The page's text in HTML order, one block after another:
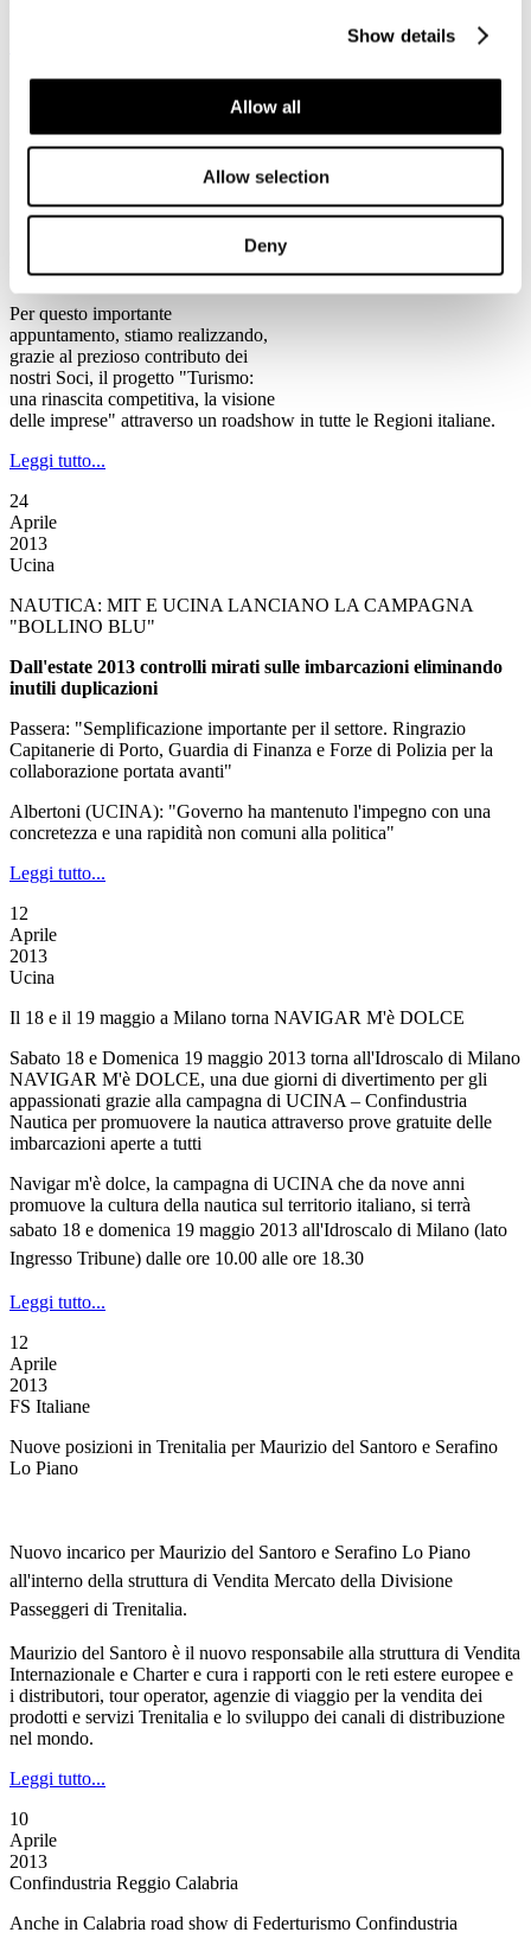
Show details
Allow all
Allow selection
Deny
2013
Ventennale Federturismo
Il Programma del Ventennale di Federturismo
Ventennale.
Per questo importante
appuntamento, stiamo realizzando,
grazie al prezioso contributo dei
nostri Soci, il progetto "Turismo:
una rinascita competitiva, la visione
delle imprese" attraverso un roadshow in tutte le Regioni italiane.
Leggi tutto...
24
Aprile
2013
Ucina
NAUTICA: MIT E UCINA LANCIANO LA CAMPAGNA
"BOLLINO BLU"
Dall'estate 2013 controlli mirati sulle imbarcazioni eliminando
inutili duplicazioni
Passera: "Semplificazione importante per il settore. Ringrazio
Capitanerie di Porto, Guardia di Finanza e Forze di Polizia per la
collaborazione portata avanti"
Albertoni (UCINA): "Governo ha mantenuto l'impegno con una
concretezza e una rapidità non comuni alla politica"
Leggi tutto...
12
Aprile
2013
Ucina
Il 18 e il 19 maggio a Milano torna NAVIGAR M'è DOLCE
Sabato 18 e Domenica 19 maggio 2013 torna all'Idroscalo di Milano
NAVIGAR M'è DOLCE, una due giorni di divertimento per gli
appassionati grazie alla campagna di UCINA – Confindustria
Nautica per promuovere la nautica attraverso prove gratuite delle
imbarcazioni aperte a tutti
Navigar m'è dolce, la campagna di UCINA che da nove anni
promuove la cultura della nautica sul territorio italiano, si terrà
sabato 18 e domenica 19 maggio 2013 all'Idroscalo di Milano (lato
Ingresso Tribune) dalle ore 10.00 alle ore 18.30
Leggi tutto...
12
Aprile
2013
FS Italiane
Nuove posizioni in Trenitalia per Maurizio del Santoro e Serafino
Lo Piano
Nuovo incarico per Maurizio del Santoro e Serafino Lo Piano
all'interno della struttura di Vendita Mercato della Divisione
Passeggeri di Trenitalia.
Maurizio del Santoro è il nuovo responsabile alla struttura di Vendita
Internazionale e Charter e cura i rapporti con le reti estere europee e
i distributori, tour operator, agenzie di viaggio per la vendita dei
prodotti e servizi Trenitalia e lo sviluppo dei canali di distribuzione
nel mondo.
Leggi tutto...
10
Aprile
2013
Confindustria Reggio Calabria
Anche in Calabria road show di Federturismo Confindustria